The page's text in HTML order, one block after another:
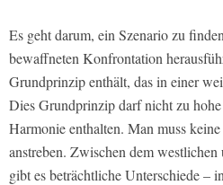
Es geht darum, ein Szenario zu
bewaffneten Konfrontation
Grundprinzip enthält, das in einer
Dies Grundprinzip darf nicht zu
Harmonie enthalten. Man muss
anstreben. Zwischen dem
gibt es beträchtliche Unterschiede –